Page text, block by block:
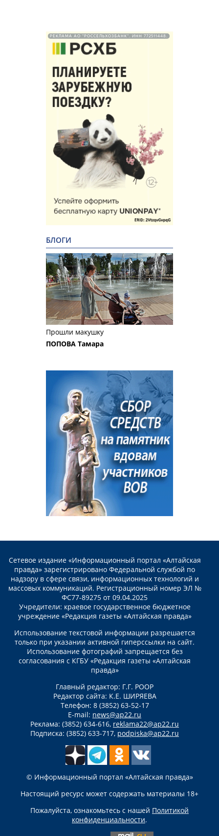
РЕКЛАМА АО "РОССЕЛЬХОЗБАНК". ИНН 772511448.
БЛОГИ
Прошли макушку
ПОПОВА Тамара
Сетевое издание «Информационный портал «Алтайская
правда» зарегистрировано Федеральной службой по
надзору в сфере связи, информационных технологий и
массовых коммуникаций. Регистрационный номер ЭЛ №
ФС77-89275 от 09.04.2025
Учредители: краевое государственное бюджетное
учреждение «Редакция газеты «Алтайская правда»
Использование текстовой информации разрешается
только при указании активной гиперссылки на сайт.
Использование фотографий запрещается без
согласования с КГБУ «Редакция газеты «Алтайская
правда»
Главный редактор: Г.Г. РООР
Редактор сайта: К.Е. ШИРЯЕВА
Телефон: 8 (3852) 63-52-17
E-mail: news@ap22.ru
Реклама: (3852) 634-616, reklama22@ap22.ru
Подписка: (3852) 633-717, podpiska@ap22.ru
© Информационный портал «Алтайская правда»
Настоящий ресурс может содержать материалы 18+
Пожалуйста, ознакомьтесь с нашей Политикой
конфиденциальности.